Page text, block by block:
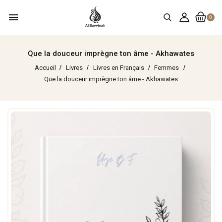
0
menu
Que la douceur imprègne ton âme - Akhawates
Accueil Livres Livres en Français
Femmes
Que la douceur imprègne ton âme - Akhawates